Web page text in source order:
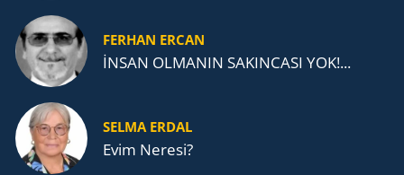
FERHAN ERCAN
İNSAN OLMANIN SAKINCASI YOK!...
SELMA ERDAL
Evim Neresi?